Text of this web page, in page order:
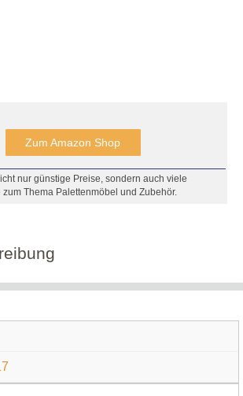
Zum Amazon Shop
nur günstige Preise, sondern auch viele
Thema Palettenmöbel und Zubehör.